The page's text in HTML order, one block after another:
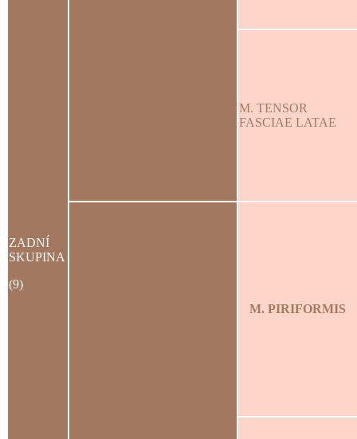
ZADNÍ
SKUPINA
(9)
M. TENSOR
FASCIAE LATAE
M. PIRIFORMIS